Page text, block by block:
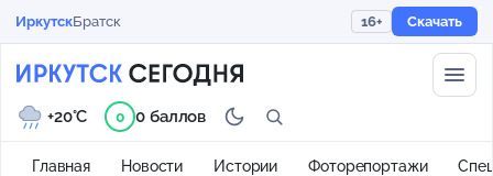
ИркутскБратск 16+ Скачать
Главная Новости Истории Фоторепортажи
+20°C 0 0 баллов